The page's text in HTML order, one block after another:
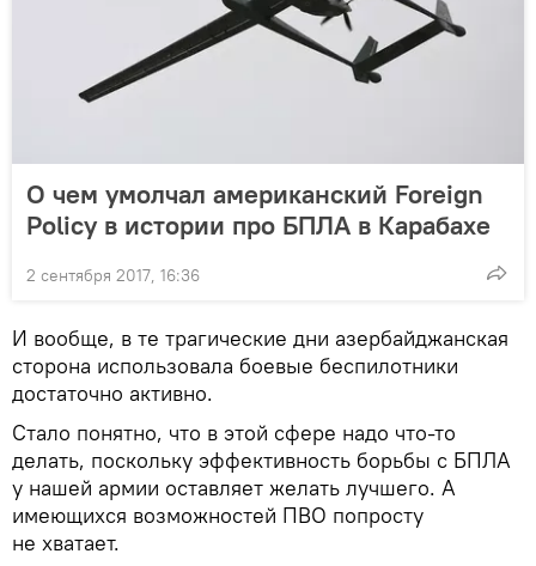
О чем умолчал американский Foreign
Policy в истории про БПЛА в Карабахе
2 сентября 2017, 16:36
И вообще, в те трагические дни азербайджанская
сторона использовала боевые беспилотники
достаточно активно.
Стало понятно, что в этой сфере надо что-то
делать, поскольку эффективность борьбы с БПЛА
у нашей армии оставляет желать лучшего. А
имеющихся возможностей ПВО попросту
не хватает.